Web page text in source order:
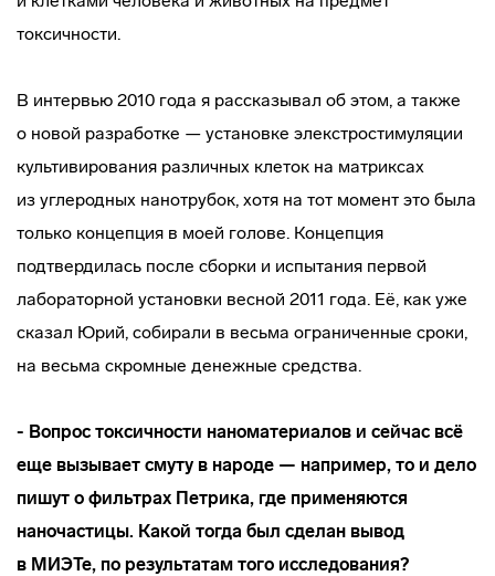
токсичности.
В интервью 2010 года я рассказывал об этом, а также
о новой разработке — установке элекстростимуляции
культивирования различных клеток на матриксах
из углеродных нанотрубок, хотя на тот момент это была
только концепция в моей голове. Концепция
подтвердилась после сборки и испытания первой
лабораторной установки весной 2011 года. Её, как уже
сказал Юрий, собирали в весьма ограниченные сроки,
на весьма скромные денежные средства.
- Вопрос токсичности наноматериалов и сейчас всё
еще вызывает смуту в народе — например, то и дело
пишут о фильтрах Петрика, где применяются
наночастицы. Какой тогда был сделан вывод
в МИЭТе, по результатам того исследования?